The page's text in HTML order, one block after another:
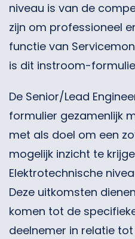
niveau is van de
zijn om professioneel
functie van
is dit instroom-
De Senior/Lead
formulier gezamenlijk
met als doel om een
mogelijk inzicht te
Elektrotechnische
Deze uitkomsten
komen tot de
deelnemer in relatie